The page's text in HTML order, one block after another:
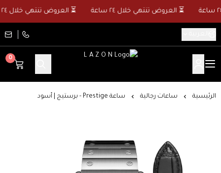
⏳ العروض تنتهي خلال ٢٤ ساعة ⏳ العروض تنتهي خلال ٢٤ ساعة
0
الرئيسية ساعات رجالية ساعة Prestige - برستيج | أسود